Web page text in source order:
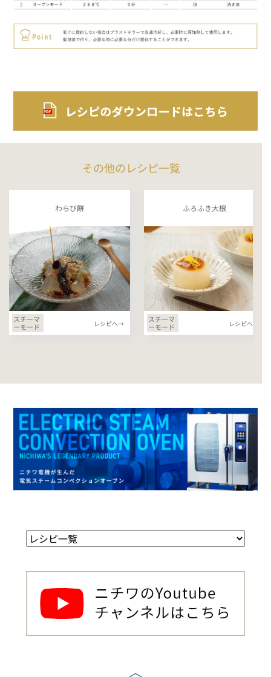
その他のレシピ一覧
わらび餅
スチーマ
ーモード
レシピへ→
ふろふき大根
スチーマ
ーモード
レシピへ→